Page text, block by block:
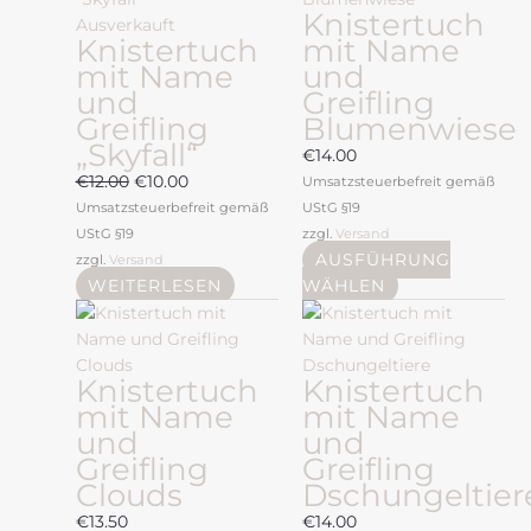
Ausverkauft
Knistertuch
mit Name
und
Greifling
„Skyfall“
€12.00
€12.00
€10.00
Umsatzsteuerbefreit gemäß
UStG §19
zzgl. Versand
WEITERLESEN
Knistertuch
mit Name
und
Greifling
Blumenwiese
€14.00
Umsatzsteuerbefreit gemäß
UStG §19
zzgl. Versand
AUSFÜHRUNG
WÄHLEN
mehrere
Varianten
Die
Optionen
auf
gewählt
werden
Knistertuch
mit Name
und
Greifling
Clouds
€13.50
Dieses
Produkt
mehrere
Varianten
Die
Optionen
Knistertuch
mit Name
und
Greifling
€14.00
Dieses
Produkt
weist
mehrere
Varianten
Die
Optionen